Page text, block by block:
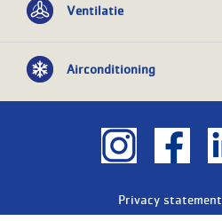
Ventilatie
Airconditioning
Privacy statement